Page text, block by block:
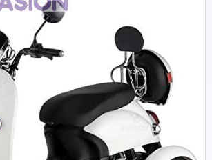
scooters sont complètement chargés et
conduire tout de suite.
dans nos locaux sur rendez-vous.
sur place dans nos locaux sur
ou
chez vous via notre transporteur.
disposition pour tous renseignements
complémentaires.